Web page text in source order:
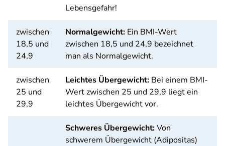
Lebensgefahr!
zwischen
18,5 und
24,9
Normalgewicht: Ein BMI-Wert
zwischen 18,5 und 24,9 bezeichnet
man als Normalgewicht.
zwischen
25 und
29,9
Leichtes Übergewicht: Bei einem BMI-
Wert zwischen 25 und 29,9 liegt ein
leichtes Übergewicht vor.
Schweres Übergewicht:Von
schwerem Übergewicht (Adipositas)